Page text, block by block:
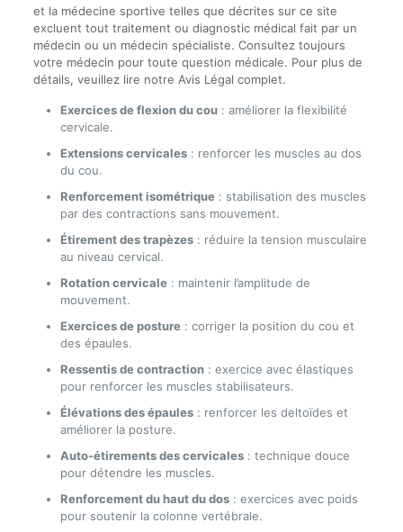
et la médecine sportive telles que décrites sur ce site
excluent tout traitement ou diagnostic médical fait par un
médecin ou un médecin spécialiste. Consultez toujours
votre médecin pour toute question médicale. Pour plus de
détails, veuillez lire notre Avis Légal complet.
Exercices de flexion du cou: améliorer la flexibilité
cervicale.
Extensions cervicales: renforcer les muscles au dos
du cou.
Renforcement isométrique: stabilisation des muscles
par des contractions sans mouvement.
Étirement des trapèzes: réduire la tension musculaire
au niveau cervical.
Rotation cervicale: maintenir l’amplitude de
mouvement.
Exercices de posture: corriger la position du cou et
des épaules.
Ressentis de contraction: exercice avec élastiques
pour renforcer les muscles stabilisateurs.
Élévations des épaules: renforcer les deltoïdes et
améliorer la posture.
Auto-étirements des cervicales: technique douce
pour détendre les muscles.
Renforcement du haut du dos: exercices avec poids
pour soutenir la colonne vertébrale.